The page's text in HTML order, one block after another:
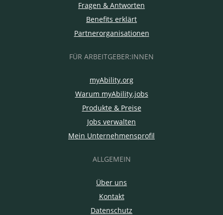
Fragen & Antworten
Benefits erklärt
Partnerorganisationen
FÜR ARBEITGEBER:INNEN
myAbility.org
Warum myAbility.jobs
Produkte & Preise
Jobs verwalten
Mein Unternehmensprofil
ALLGEMEIN
Über uns
Kontakt
Datenschutz